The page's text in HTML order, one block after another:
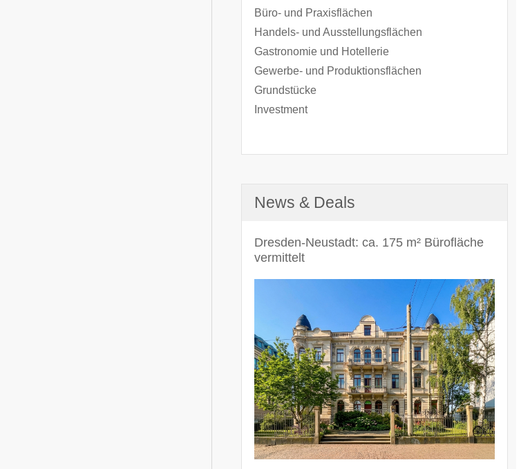
Büro- und Praxisflächen
Handels- und Ausstellungsflächen
Gastronomie und Hotellerie
Gewerbe- und Produktionsflächen
Grundstücke
Investment
News & Deals
Dresden-Neustadt: ca. 175 m² Bürofläche
vermittelt